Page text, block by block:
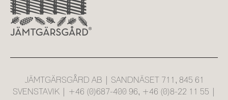
JÄMTGÄRSGÅRD AB | SANDNÄSET 711, 845 61
SVENSTAVIK | +46 (0)687-400 96, +46 (0)8-22 11 55 |